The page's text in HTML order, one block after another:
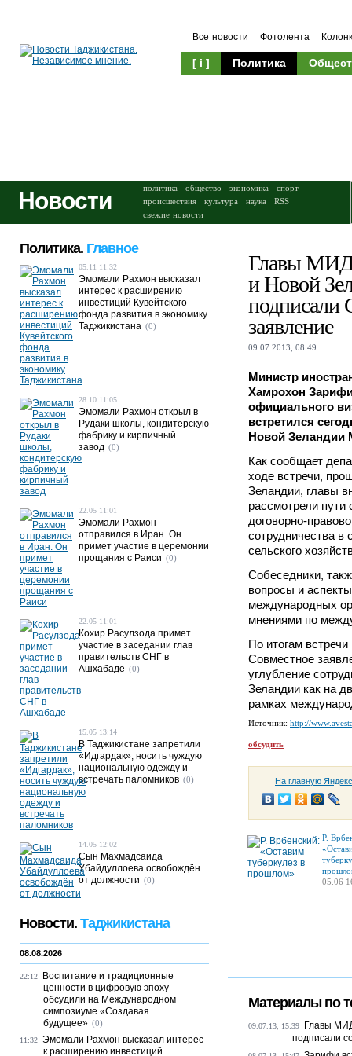
Все новости Фотолента
[ i ] Политика
Новости политика общество экономика
спорт
происшествия
культура наука
RSS
свежие новости
Главы МИД
и Новой
подписали
заявление
09.07.2013, 08:49
Министр
Хамрохон
официального
встретился
Новой
Как сообщает
ходе встречи,
Зеландии, главы
рассмотрели пути
договорно-
сотрудничества в
сельского
Собеседники,
вопросы и
международных
мнениями по
По итогам
Совместное
углубление
Зеландии как на
рамках
Источник: http://
обсудить
На главную
Р.
05.06
Материалы по
09.07.13, 15:39
Главы
подписали
Политика. Главное
05.11 11:32
Эмомали Рахмон высказал
интерес к расширению
инвестиций Кувейтского
фонда развития в экономику
Таджикистана (0)
28.10 11:05
Эмомали Рахмон открыл в
Рудаки школы, кондитерскую
фабрику и кирпичный
завод (0)
22.05 11:01
Эмомали Рахмон
отправился в Иран. Он
примет участие в церемонии
прощания с Раиси (0)
22.05 11:01
Кохир Расулзода примет
участие в заседании глав
правительств СНГ в
Ашхабаде (0)
15.05 13:14
В Таджикистане запретили
«Идгардак», носить чуждую
национальную одежду и
встречать паломников (0)
14.05 12:02
Сын Махмадсаида
Убайдуллоева освобождён
от должности (0)
Новости. Таджикистана
08.08.2026
22:12
Воспитание и традиционные
ценности в цифровую эпоху
обсудили на Международном
симпозиуме «Создавая
будущее» (0)
11:32 Эмомали Рахмон высказал интерес
к расширению инвестиций